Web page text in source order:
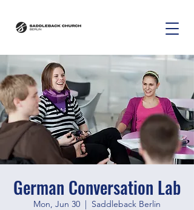
German Conversation Lab
Mon, Jun 30
  |
Saddleback Berlin